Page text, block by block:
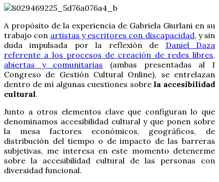
A propósito de la experiencia de Gabriela Giurlani en su
trabajo con artistas y escritores con discapacidad, y sin
duda impulsada por la reflexión de Daniel Daza
referente a los procesos de creación de redes libres,
abiertas y comunitarias (ambas presentadas al I
Congreso de Gestión Cultural Online), se entrelazan
dentro de mí algunas cuestiones sobrela accesibilidad
cultural.
Junto a otros elementos clave que configuran lo que
denominamos accesibilidad cultural y que ponen sobre
la mesa factores económicos, geográficos, de
distribución del tiempo o de impacto de las barreras
subjetivas, me interesa en este momento detenerme
sobre la accesibilidad cultural de las personas con
diversidad funcional.